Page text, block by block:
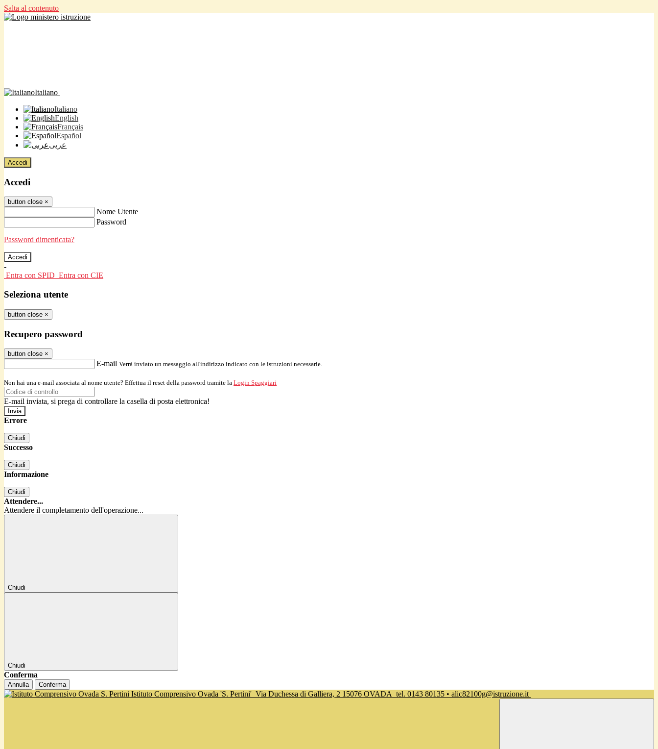
Salta al contenuto
Italiano
Italiano
English
Français
Español
عربى
Accedi
Accedi
button close ×
Nome Utente
Password
Password dimenticata?
-
Entra con SPID Entra con CIE
Seleziona utente
button close ×
Recupero password
button close ×
E-mail Verrà inviato un messaggio all'indirizzo indicato con le istruzioni necessarie.
Non hai una e-mail associata al nome utente? Effettua il reset della password tramite la Login Spaggiari
E-mail inviata, si prega di controllare la casella di posta elettronica!
Errore
Chiudi
Successo
Chiudi
Informazione
Chiudi
Attendere...
Attendere il completamento dell'operazione...
Chiudi
Chiudi
Conferma
Annulla Conferma
Istituto Comprensivo Ovada 'S. Pertini' Via Duchessa di Galliera, 2 15076 OVADA tel. 0143 80135 • alic82100g@istruzione.it